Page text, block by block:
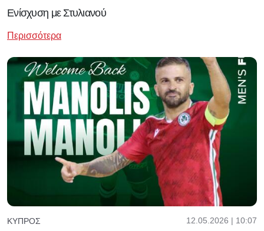
Ενίσχυση με Στυλιανού
Περισσότερα
ΚΎΠΡΟΣ 12.05.2026 | 10:07